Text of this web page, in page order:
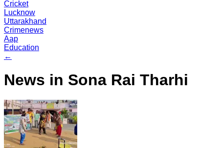
Cricket
Lucknow
Uttarakhand
Crimenews
Aap
Education
←
News in Sona Rai Tharhi